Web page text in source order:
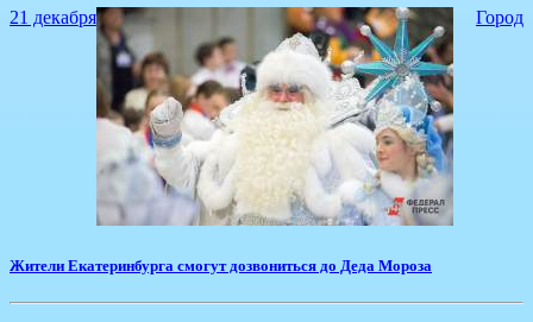
21 декабря Город
Жители Екатеринбурга смогут дозвониться до Деда Мороза